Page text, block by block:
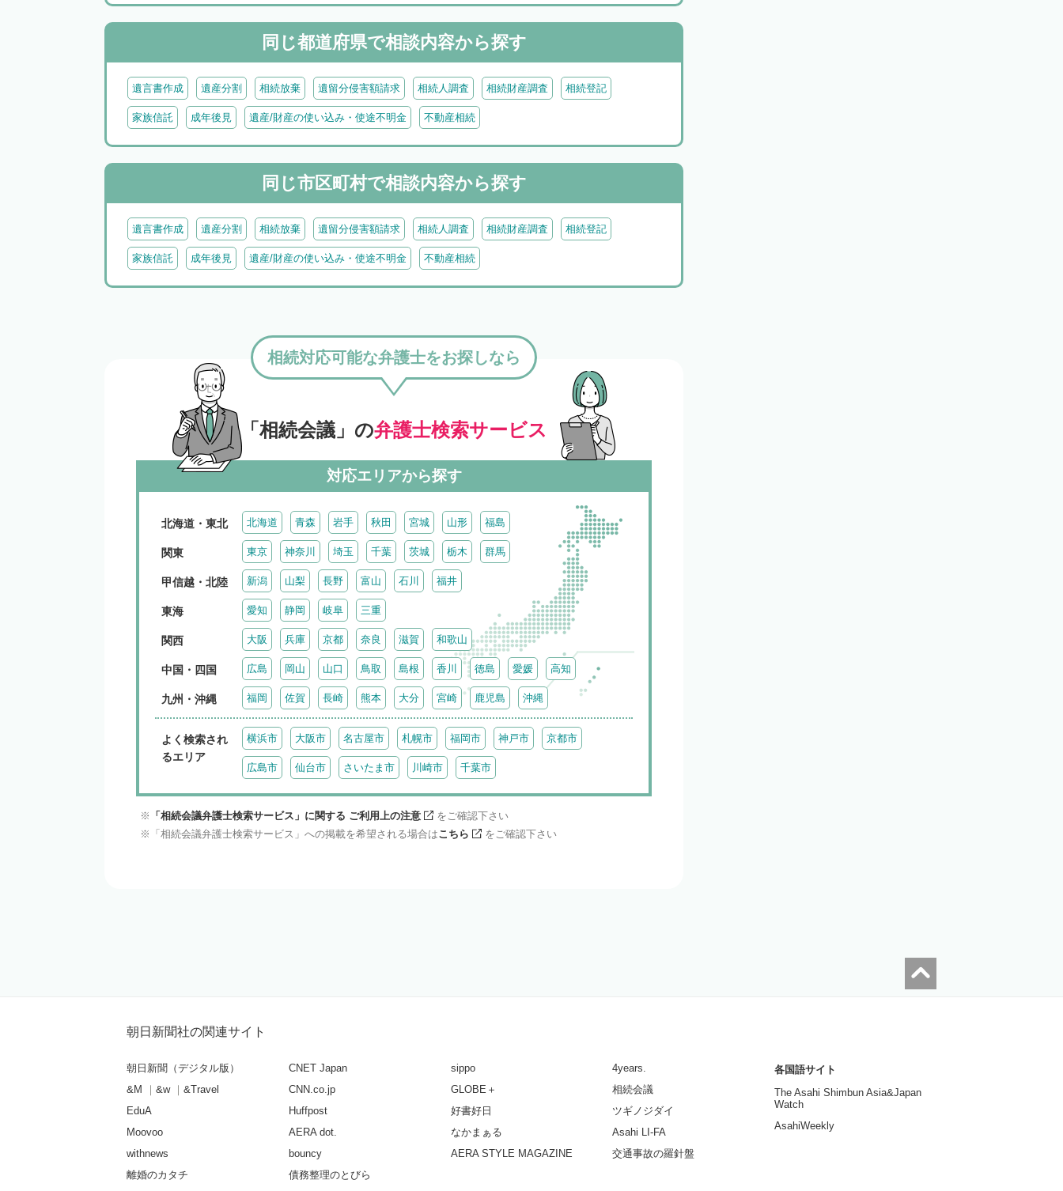
八重山郡竹富町 八重山郡与那国町
同じ都道府県で相談内容から探す
遺言書作成 遺産分割 相続放棄 遺留分侵害額請求 相続人調査 相続財産調査 相続登記
家族信託 成年後見 遺産/財産の使い込み・使途不明金 不動産相続
同じ市区町村で相談内容から探す
遺言書作成 遺産分割 相続放棄 遺留分侵害額請求 相続人調査 相続財産調査 相続登記
家族信託 成年後見 遺産/財産の使い込み・使途不明金 不動産相続
「相続会議」の弁護士検索サービス
相続対応可能な弁護士をお探しなら
対応エリアから探す
北海道・東北 北海道 青森 岩手 秋田 宮城 山形 福島
関東 東京 神奈川 埼玉 千葉 茨城 栃木 群馬
甲信越・北陸 新潟 山梨 長野 富山 石川 福井
東海 愛知 静岡 岐阜 三重
関西 大阪 兵庫 京都 奈良 滋賀 和歌山
中国・四国 広島 岡山 山口 鳥取 島根 香川 徳島 愛媛 高知
九州・沖縄 福岡 佐賀 長崎 熊本 大分 宮崎 鹿児島 沖縄
よく検索され
るエリア
横浜市 大阪市 名古屋市 札幌市 福岡市 神戸市 京都市
広島市 仙台市 さいたま市 川崎市 千葉市
「相続会議弁護士検索サービス」に関する ご利用上の注意
をご確認下さい
「相続会議弁護士検索サービス」への掲載を希望される場合はこちら をご確認下さい
朝日新聞社の関連サイト
朝日新聞（デジタル版）
&M
&w
&Travel
EduA
Moovoo
withnews
離婚のカタチ
CNET Japan
CNN.co.jp
Huffpost
AERA dot.
bouncy
債務整理のとびら
sippo
GLOBE＋
好書好日
なかまぁる
AERA STYLE MAGAZINE
4years.
相続会議
ツギノジダイ
Asahi LI-FA
交通事故の羅針盤
各国語サイト
The Asahi Shimbun Asia&Japan
Watch
AsahiWeekly